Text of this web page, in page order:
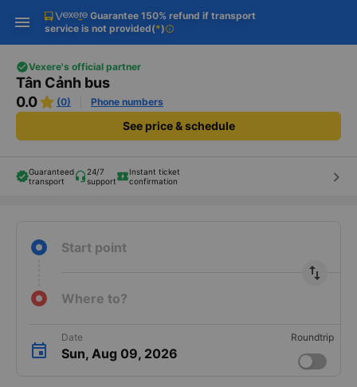
Download Vexere app!
Get exclusive member benefits
Get the FREE app
-30k/seat flight booking only on
Vexere app
Guarantee 150% refund if transport
service is not provided(*)info
Vexere's official partner
Tân Cảnh bus
0.0
(0) Phone numbers
See price & schedule
Guaranteed
transport
24/7
support
Instant ticket
confirmation
keyboard_arrow_right
Start point
import_export
Where to?
Date
Sun, Aug 09, 2026
Roundtrip